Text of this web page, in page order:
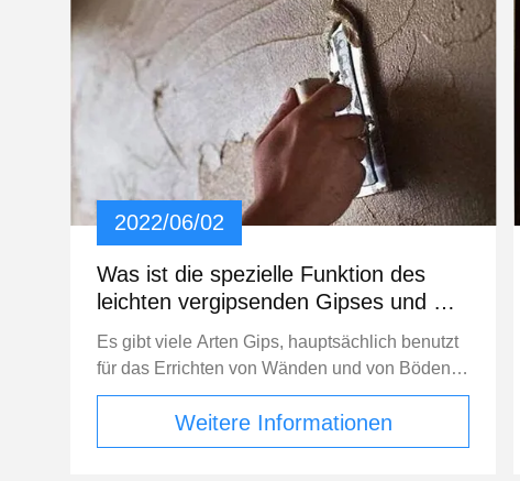
2022/06/02
Was ist die spezielle Funktion des
leichten vergipsenden Gipses und wie
wird es konstruiert?
Es gibt viele Arten Gips, hauptsächlich benutzt
für das Errichten von Wänden und von Böden.
Zur Zeit ist heller vergipsender Gips für den Bau
des Wandplanierens weitverbreitet. Was ist die
Rolle des leichten vergipsenden Gipses und
Weitere Informationen